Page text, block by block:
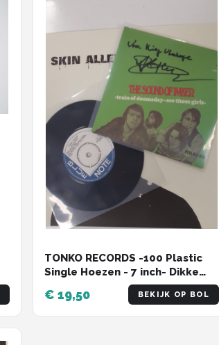
TONKO RECORDS -100 Plastic
Single Hoezen - 7 inch- Dikke
Kwaliteit - 150 micron - premium
-buitenhoes - beschermhoes
€ 19,50 BEKIJK OP BOL